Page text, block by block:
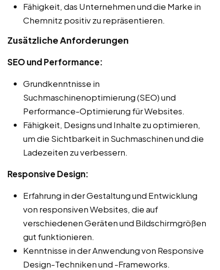
Fähigkeit, das Unternehmen und die Marke in
Chemnitz positiv zu repräsentieren.
Zusätzliche Anforderungen
SEO und Performance:
Grundkenntnisse in
Suchmaschinenoptimierung (SEO) und
Performance-Optimierung für Websites.
Fähigkeit, Designs und Inhalte zu optimieren,
um die Sichtbarkeit in Suchmaschinen und die
Ladezeiten zu verbessern.
Responsive Design:
Erfahrung in der Gestaltung und Entwicklung
von responsiven Websites, die auf
verschiedenen Geräten und Bildschirmgrößen
gut funktionieren.
Kenntnisse in der Anwendung von Responsive
Design-Techniken und -Frameworks.